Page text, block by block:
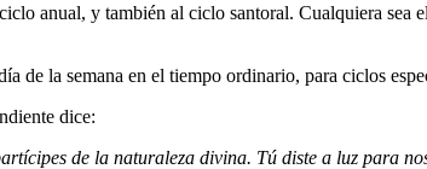
anual, y también al ciclo santoral. Cualquiera sea
de la semana en el tiempo ordinario, para ciclos
dice:
de la naturaleza divina. Tú diste a luz para